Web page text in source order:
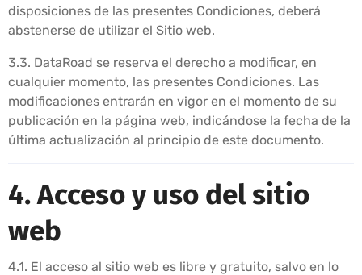
disposiciones de las presentes Condiciones, deberá
abstenerse de utilizar el Sitio web.
3.3. DataRoad se reserva el derecho a modificar, en
cualquier momento, las presentes Condiciones. Las
modificaciones entrarán en vigor en el momento de su
publicación en la página web, indicándose la fecha de la
última actualización al principio de este documento.
4. Acceso y uso del sitio
web
4.1. El acceso al sitio web es libre y gratuito, salvo en lo